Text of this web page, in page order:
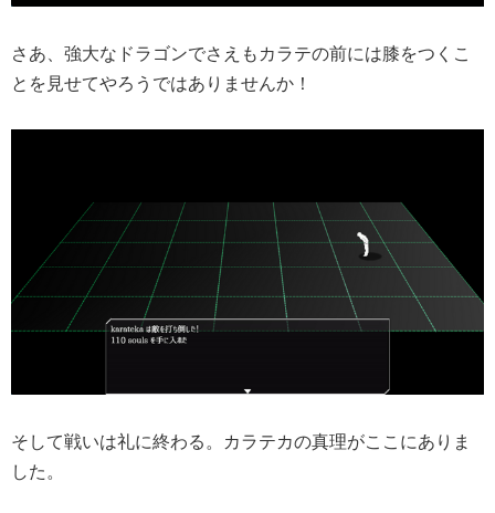
さあ、強大なドラゴンでさえもカラテの前には膝をつくこ
とを見せてやろうではありませんか！
そして戦いは礼に終わる。カラテカの真理がここにありま
した。